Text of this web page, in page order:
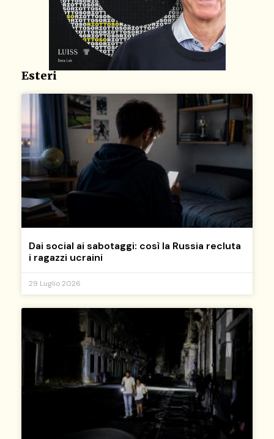
Esteri
Dai social ai sabotaggi: così la Russia recluta
i ragazzi ucraini
29 Luglio 2026